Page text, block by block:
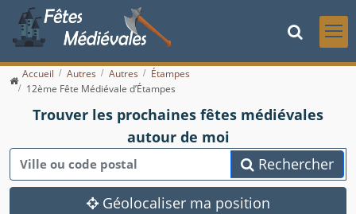
Accueil Autres Autres
Étampes
12ème Fête Médiévale d’Étampes
Trouver les prochaines fêtes médiévales
autour de moi
Rechercher
Géolocaliser ma position